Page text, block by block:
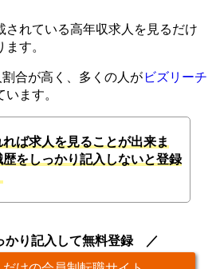
されている高年収求人を見るだけ
す。
合が高く、多くの人が ビズリーチ
ます。
ば求人を見ることが出来ま
をしっかり記入しないと登録
かり記入して無料登録